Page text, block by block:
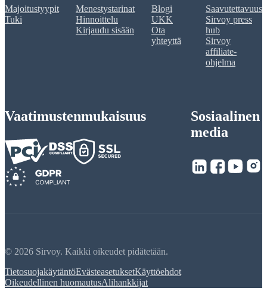
Majoitustyypit
Tuki
Menestystarinat
Hinnoittelu
Kirjaudu sisään
Blogi
UKK
Ota
yhteyttä
Saavutettavuus
Sirvoy press
hub
Sirvoy
affiliate-
ohjelma
Vaatimustenmukaisuus
Sosiaalinen
media
© 2026 Sirvoy. Kaikki oikeudet pidätetään.
TietosuojakäytäntöEvästeasetuksetKäyttöehdot
Oikeudellinen huomautusAlihankkijat